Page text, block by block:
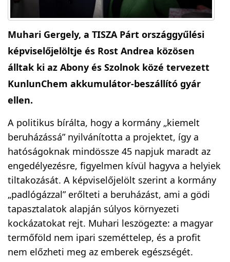
Muhari Gergely, a TISZA Párt országgyűlési
képviselőjelöltje és Rost Andrea közösen
álltak ki az Abony és Szolnok közé tervezett
KunlunChem akkumulátor-beszállító gyár
ellen.
A politikus bírálta, hogy a kormány „kiemelt
beruházássá” nyilvánította a projektet, így a
hatóságoknak mindössze 45 napjuk maradt az
engedélyezésre, figyelmen kívül hagyva a helyiek
tiltakozását. A képviselőjelölt szerint a kormány
„padlógázzal” erőlteti a beruházást, ami a gödi
tapasztalatok alapján súlyos környezeti
kockázatokat rejt. Muhari leszögezte: a magyar
termőföld nem ipari szeméttelep, és a profit
nem előzheti meg az emberek egészségét.